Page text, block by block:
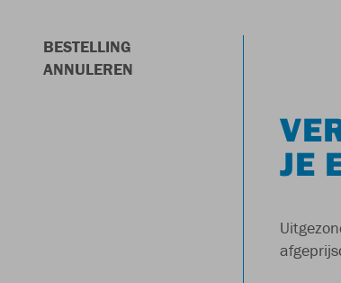
BESTELLING
ANNULEREN
JE